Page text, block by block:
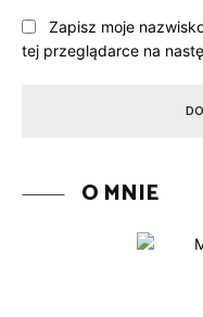
Zapisz moje
tej przeglądarce na
O MNIE